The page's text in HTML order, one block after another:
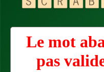
Le mot
pas